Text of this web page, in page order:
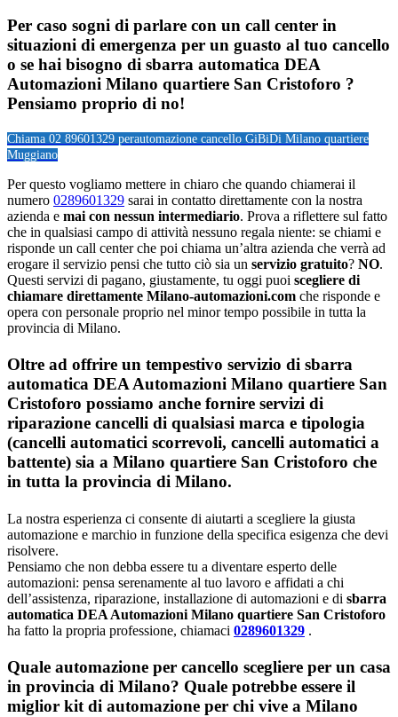
Per caso sogni di parlare con un call center in
situazioni di emergenza per un guasto al tuo cancello
o se hai bisogno di sbarra automatica DEA
Automazioni Milano quartiere San Cristoforo ?
Pensiamo proprio di no!
Chiama 02 89601329 perautomazione cancello GiBiDi Milano quartiere
Muggiano
Per questo vogliamo mettere in chiaro che quando chiamerai il
numero 0289601329 sarai in contatto direttamente con la nostra
azienda e mai con nessun intermediario. Prova a riflettere sul fatto
che in qualsiasi campo di attività nessuno regala niente: se chiami e
risponde un call center che poi chiama un’altra azienda che verrà ad
erogare il servizio pensi che tutto ciò sia un servizio gratuito? NO.
Questi servizi di pagano, giustamente, tu oggi puoi scegliere di
chiamare direttamente Milano-automazioni.com che risponde e
opera con personale proprio nel minor tempo possibile in tutta la
provincia di Milano.
Oltre ad offrire un tempestivo servizio di sbarra
automatica DEA Automazioni Milano quartiere San
Cristoforo possiamo anche fornire servizi di
riparazione cancelli di qualsiasi marca e tipologia
(cancelli automatici scorrevoli, cancelli automatici a
battente) sia a Milano quartiere San Cristoforo che
in tutta la provincia di Milano.
La nostra esperienza ci consente di aiutarti a scegliere la giusta
automazione e marchio in funzione della specifica esigenza che devi
risolvere.
Pensiamo che non debba essere tu a diventare esperto delle
automazioni: pensa serenamente al tuo lavoro e affidati a chi
dell’assistenza, riparazione, installazione di automazioni e di sbarra
automatica DEA Automazioni Milano quartiere San Cristoforo
ha fatto la propria professione, chiamaci 0289601329 .
Quale automazione per cancello scegliere per un casa
in provincia di Milano? Quale potrebbe essere il
miglior kit di automazione per chi vive a Milano